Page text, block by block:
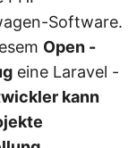
Software.
Open -
eine Laravel -
kann